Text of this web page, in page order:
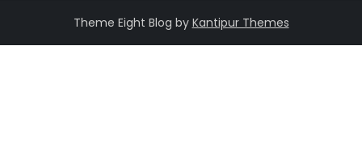
Theme Eight Blog by Kantipur Themes